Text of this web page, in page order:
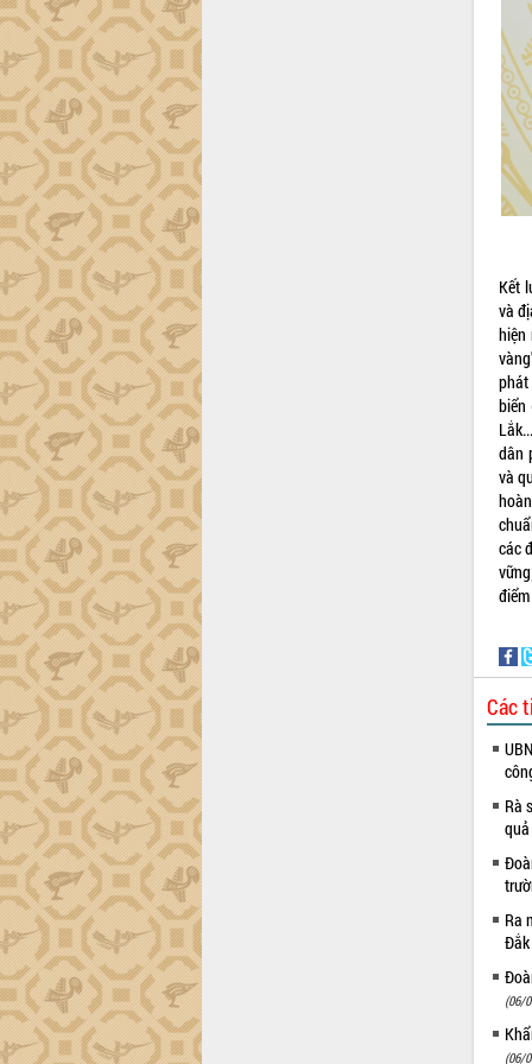
Kết
và
hiện
biển
dân
và
các
Các
Rà
Ra
Đắk
(06/
(06/